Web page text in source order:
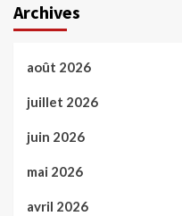
Archives
août 2026
juillet 2026
juin 2026
mai 2026
avril 2026